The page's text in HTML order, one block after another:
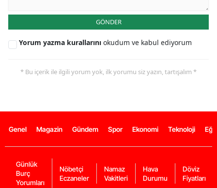
GÖNDER
Yorum yazma kurallarını okudum ve kabul ediyorum
* Bu içerik ile ilgili yorum yok, ilk yorumu siz yazın, tartışalım *
Genel Magazin Gündem Spor Ekonomi Teknoloji
Günlük
Burç
Yorumları
Nöbetçi
Eczaneler
Namaz
Vakitleri
Hava
Durumu
Döviz
Fiyatları